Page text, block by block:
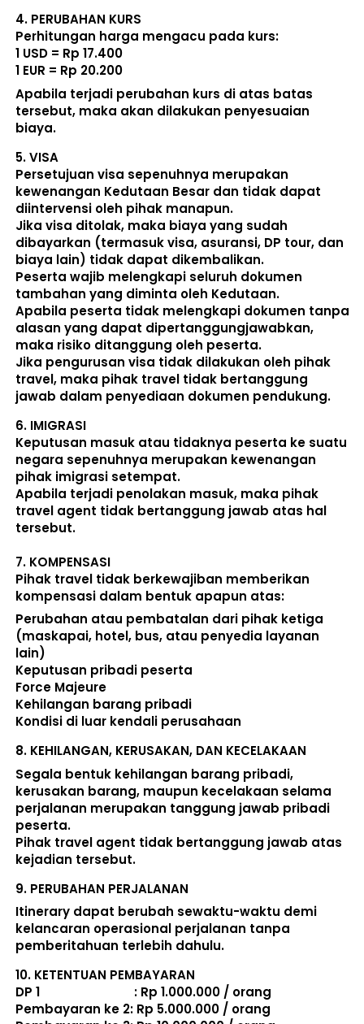
4. PERUBAHAN KURS
Perhitungan harga mengacu pada kurs:
1 USD = Rp 17.400
1 EUR = Rp 20.200
Apabila terjadi perubahan kurs di atas batas
tersebut, maka akan dilakukan penyesuaian
biaya.
5. VISA
Persetujuan visa sepenuhnya merupakan
kewenangan Kedutaan Besar dan tidak dapat
diintervensi oleh pihak manapun.
Jika visa ditolak, maka biaya yang sudah
dibayarkan (termasuk visa, asuransi, DP tour, dan
biaya lain) tidak dapat dikembalikan.
Peserta wajib melengkapi seluruh dokumen
tambahan yang diminta oleh Kedutaan.
Apabila peserta tidak melengkapi dokumen tanpa
alasan yang dapat dipertanggungjawabkan,
maka risiko ditanggung oleh peserta.
Jika pengurusan visa tidak dilakukan oleh pihak
travel, maka pihak travel tidak bertanggung
jawab dalam penyediaan dokumen pendukung.
6. IMIGRASI
Keputusan masuk atau tidaknya peserta ke suatu
negara sepenuhnya merupakan kewenangan
pihak imigrasi setempat.
Apabila terjadi penolakan masuk, maka pihak
travel agent tidak bertanggung jawab atas hal
tersebut.
7. KOMPENSASI
Pihak travel tidak berkewajiban memberikan
kompensasi dalam bentuk apapun atas:
Perubahan atau pembatalan dari pihak ketiga
(maskapai, hotel, bus, atau penyedia layanan
lain)
Keputusan pribadi peserta
Force Majeure
Kehilangan barang pribadi
Kondisi di luar kendali perusahaan
8. KEHILANGAN, KERUSAKAN, DAN KECELAKAAN
Segala bentuk kehilangan barang pribadi,
kerusakan barang, maupun kecelakaan selama
perjalanan merupakan tanggung jawab pribadi
peserta.
Pihak travel agent tidak bertanggung jawab atas
kejadian tersebut.
9. PERUBAHAN PERJALANAN
Itinerary dapat berubah sewaktu-waktu demi
kelancaran operasional perjalanan tanpa
pemberitahuan terlebih dahulu.
10. KETENTUAN PEMBAYARAN
DP 1                             : Rp 1.000.000 / orang
Pembayaran ke 2: Rp 5.000.000 / orang